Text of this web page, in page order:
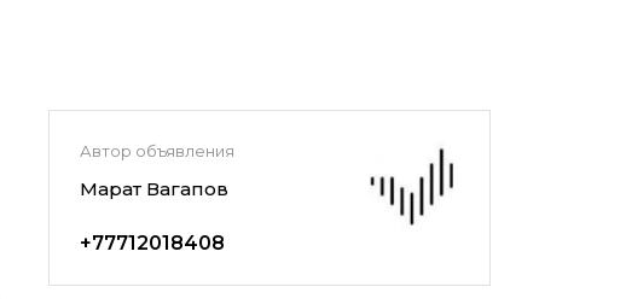
Автор объявления
Марат Вагапов
+77712018408